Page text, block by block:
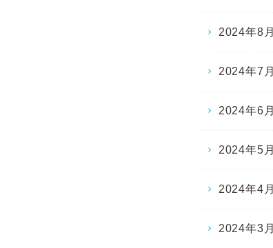
2024年8月
2024年7月
2024年6月
2024年5月
2024年4月
2024年3月